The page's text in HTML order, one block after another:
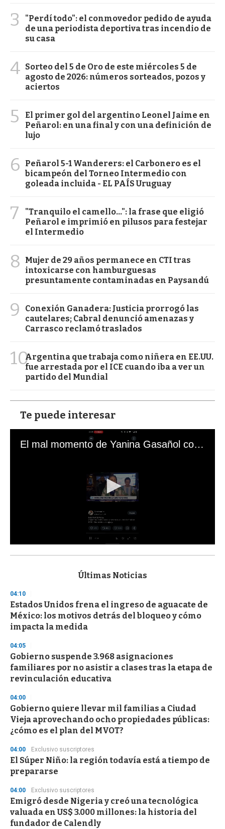
3
"Perdí todo": el conmovedor pedido de ayuda
de una periodista deportiva tras incendio de
su casa
4 Sorteo del 5 de Oro de este miércoles 5 de
agosto de 2026: números sorteados, pozos y
aciertos
5
El primer gol del argentino Leonel Jaime en
Peñarol: en una final y con una definición de
lujo
6
Peñarol 5-1 Wanderers: el Carbonero es el
bicampeón del Torneo Intermedio con
goleada incluida - EL PAÍS Uruguay
7
"Tranquilo el camello...": la frase que eligió
Peñarol e imprimió en pilusos para festejar
el Intermedio
8
Mujer de 29 años permanece en CTI tras
intoxicarse con hamburguesas
presuntamente contaminadas en Paysandú
9
Conexión Ganadera: Justicia prorrogó las
cautelares; Cabral denunció amenazas y
Carrasco reclamó traslados
10Argentina que trabaja como niñera en EE.UU.
fue arrestada por el ICE cuando iba a ver un
partido del Mundial
Te puede interesar
El mal momento de Yanina Gasañol con un hincha argentino en "Subrayado"
s
d
s
o
f
3
s
e
c
o
n
Últimas Noticias
04:10
Estados Unidos frena el ingreso de aguacate de
México: los motivos detrás del bloqueo y cómo
impacta la medida
04:05
Gobierno suspende 3.968 asignaciones
familiares por no asistir a clases tras la etapa de
revinculación educativa
04:00
Gobierno quiere llevar mil familias a Ciudad
Vieja aprovechando ocho propiedades públicas:
¿cómo es el plan del MVOT?
04:00 Exclusivo suscriptores
El Súper Niño: la región todavía está a tiempo de
prepararse
04:00 Exclusivo suscriptores
Emigró desde Nigeria y creó una tecnológica
valuada en US$ 3.000 millones: la historia del
fundador de Calendly